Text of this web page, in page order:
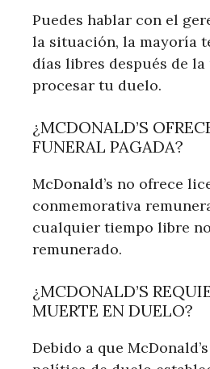
Puedes hablar con el
la situación, la mayoría
días libres después de
procesar tu duelo.
¿MCDONALD’S
FUNERAL PAGADA?
McDonald’s no ofrece
conmemorativa
cualquier tiempo libre
remunerado.
¿MCDONALD’S
MUERTE EN DUELO?
Debido a que